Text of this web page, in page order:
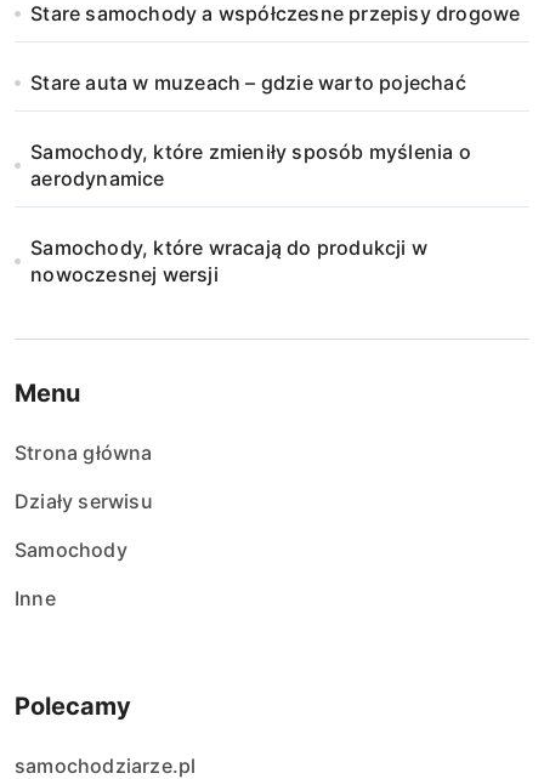
Stare samochody a współczesne przepisy drogowe
Stare auta w muzeach – gdzie warto pojechać
Samochody, które zmieniły sposób myślenia o
aerodynamice
Samochody, które wracają do produkcji w
nowoczesnej wersji
Menu
Strona główna
Działy serwisu
Samochody
Inne
Polecamy
samochodziarze.pl